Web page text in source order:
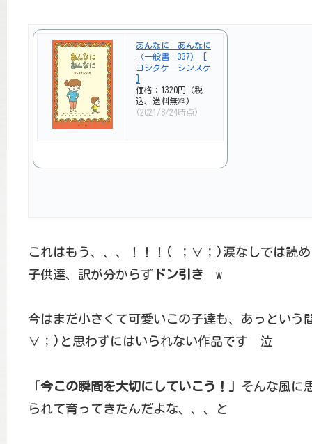
あんなに あんなに
（一般書 337） [
ヨシタケ シンスケ
価格：1320円（税
込、送料無料)
(2021/8/24時点)
これはもう、、、！！！( ；∀；)涙なしでは読
子供達、訳が分からず ドン引き w
今はまだ小さくて可愛いこの子達も、あっとい
∀；)と思わずにはいられない作品です 泣
「今この瞬間を大切にしていこう！」 そんな風に
られて育ってきたんだよな、、、と